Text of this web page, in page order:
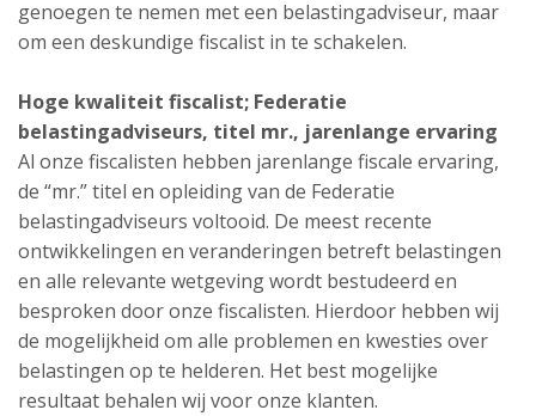
genoegen te nemen met een belastingadviseur, maar
om een deskundige fiscalist in te schakelen.
Hoge kwaliteit fiscalist; Federatie
belastingadviseurs, titel mr., jarenlange ervaring
Al onze fiscalisten hebben jarenlange fiscale ervaring,
de “mr.” titel en opleiding van de Federatie
belastingadviseurs voltooid. De meest recente
ontwikkelingen en veranderingen betreft belastingen
en alle relevante wetgeving wordt bestudeerd en
besproken door onze fiscalisten. Hierdoor hebben wij
de mogelijkheid om alle problemen en kwesties over
belastingen op te helderen. Het best mogelijke
resultaat behalen wij voor onze klanten.